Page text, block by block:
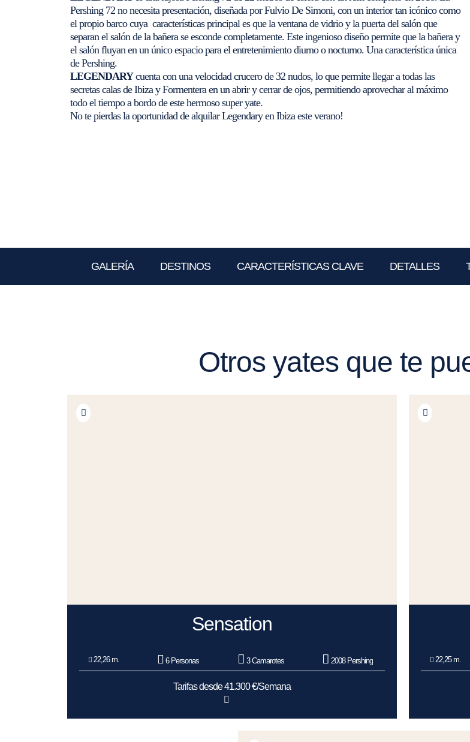
Pershing 72 no necesita presentación, diseñada por Fulvio De Simoni, con un interior tan icónico como
el propio barco cuya características principal es que la ventana de vidrio y la puerta del salón que
separan el salón de la bañera se esconde completamente. Este ingenioso diseño permite que la bañera y
el salón fluyan en un único espacio para el entretenimiento diurno o nocturno. Una característica única
de Pershing.
LEGENDARYcuenta con una velocidad crucero de 32 nudos, lo que permite llegar a todas las
secretas calas de Ibiza y Formentera en un abrir y cerrar de ojos, permitiendo aprovechar al máximo
todo el tiempo a bordo de este hermoso super yate.
No te pierdas la oportunidad de alquilar Legendary en Ibiza este verano!
GALERÍA DESTINOS CARACTERÍSTICAS CLAVE DETALLES
Otros yates que te
Sensation
22,26 m. 6 Personas 3 Camarotes 2008 Pershing
Tarifas desde 41.300 €/Semana
22,25 m.